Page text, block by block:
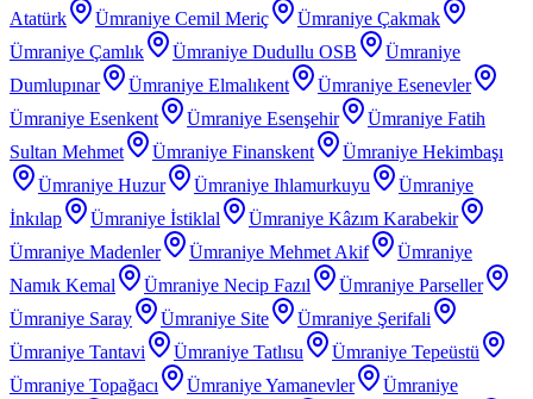
Atatürk
Ümraniye Cemil Meriç
Ümraniye Çakmak
Ümraniye Çamlık
Ümraniye Dudullu OSB
Ümraniye
Dumlupınar
Ümraniye Elmalıkent
Ümraniye Esenevler
Ümraniye Esenkent
Ümraniye Esenşehir
Ümraniye Fatih
Sultan Mehmet
Ümraniye Finanskent
Ümraniye Hekimbaşı
Ümraniye Huzur
Ümraniye Ihlamurkuyu
Ümraniye
İnkılap
Ümraniye İstiklal
Ümraniye Kâzım Karabekir
Ümraniye Madenler
Ümraniye Mehmet Akif
Ümraniye
Namık Kemal
Ümraniye Necip Fazıl
Ümraniye Parseller
Ümraniye Saray
Ümraniye Site
Ümraniye Şerifali
Ümraniye Tantavi
Ümraniye Tatlısu
Ümraniye Tepeüstü
Ümraniye Topağacı
Ümraniye Yamanevler
Ümraniye